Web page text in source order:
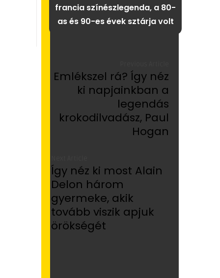
francia színészlegenda, a 80-
as és 90-es évek sztárja volt
Emlékszel rá? Így néz
ki napjainkban a
legendás
krokodilvadász, Paul
Hogan
Így néz ki most Alain
Delon három
gyermeke, akik
tovább viszik apjuk
örökségét